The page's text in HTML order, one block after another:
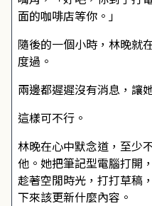
面的咖啡店等你。」
隨後的一個小時，林晚就
度過。
兩邊都遲遲沒有消息，讓
這樣可不行。
林晚在心中默念道，至少
他。她把筆記型電腦打開
趁著空閒時光，打打草稿
下來該更新什麼內容。